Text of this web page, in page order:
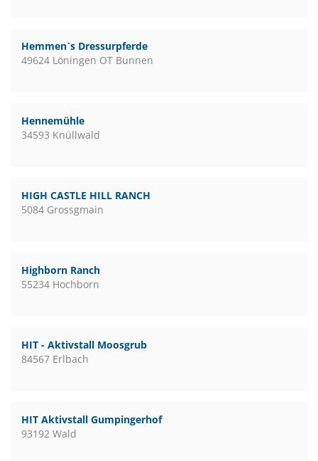
Hemmen`s Dressurpferde
49624 Löningen OT Bunnen
Hennemühle
34593 Knüllwald
HIGH CASTLE HILL RANCH
5084 Grossgmain
Highborn Ranch
55234 Hochborn
HIT - Aktivstall Moosgrub
84567 Erlbach
HIT Aktivstall Gumpingerhof
93192 Wald